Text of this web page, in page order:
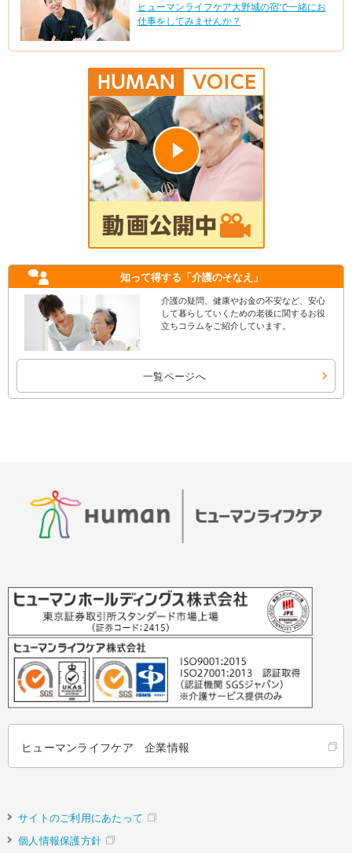
ヒューマンライフケア大野城の宿で一緒にお
仕事をしてみませんか？
知って得する 「介護のそなえ」
介護の疑問、健康やお金の不安など、安心
して暮らしていくための老後に関するお役
立ちコラムをご紹介しています。
一覧ページへ
ヒューマンライフケア 企業情報
サイトのご利用にあたって
個人情報保護方針